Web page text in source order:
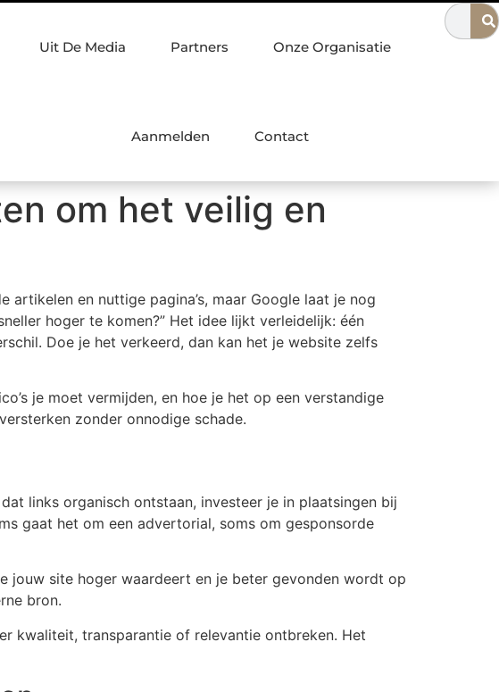
in een kledingwinkel in Nijmegen Waarom een escaperoom ideaal is voor
Uit De Media Partners Onze Organisatie
Aanmelden Contact
om het veilig en
en nuttige pagina’s, maar Google laat je nog
hoger te komen?” Het idee lijkt verleidelijk: één
Doe je het verkeerd, dan kan het je website zelfs
je moet vermijden, en hoe je het op een verstandige
zonder onnodige schade.
links organisch ontstaan, investeer je in plaatsingen bij
gaat het om een advertorial, soms om gesponsorde
jouw site hoger waardeert en je beter gevonden wordt op
bron.
kwaliteit, transparantie of relevantie ontbreken. Het